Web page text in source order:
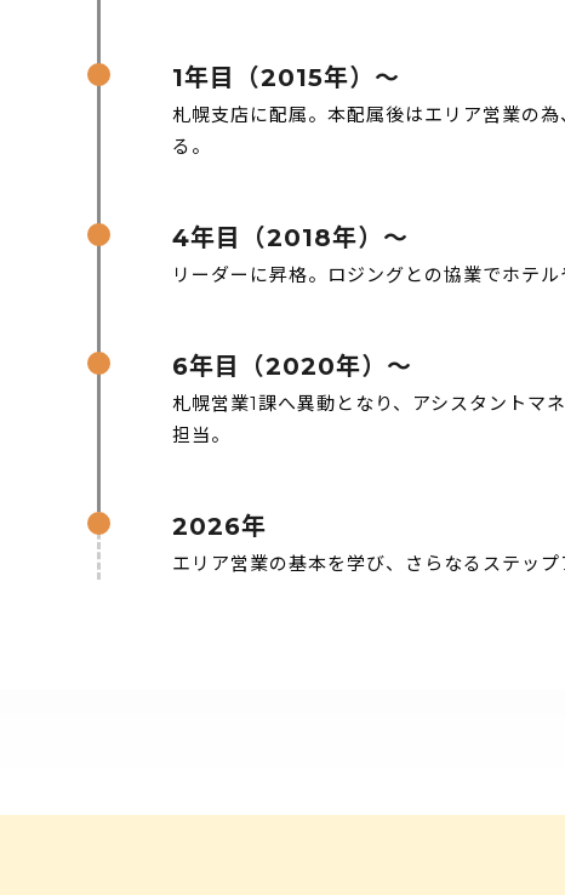
1年目（2015年）～
札幌支店に配属。本配属後はエリア営業の
る。
4年目（2018年）～
リーダーに昇格。ロジングとの協業でホテ
6年目（2020年）～
札幌営業1課へ異動となり、アシスタントマ
担当。
2026年
エリア営業の基本を学び、さらなるステップ